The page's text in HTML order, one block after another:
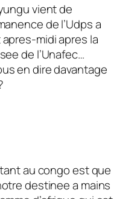
vient de
de l’Udps a
midi apres la
de l’Unafec…
en dire davantage
au congo est que
destinee a mains